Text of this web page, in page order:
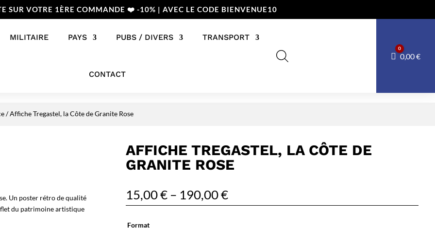
SUR VOTRE 1ÈRE COMMANDE ❤️ -10% | AVEC LE CODE BIENVENUE10
MILITAIRE PAYS PUBS / DIVERS TRANSPORT
CONTACT
Panier
0
0,00€
/ Affiche Tregastel, la Côte de Granite Rose
Un poster rétro de qualité
du patrimoine artistique
AFFICHE TREGASTEL, LA CÔTE DE
GRANITE ROSE
15,00€ – 190,00€
Format